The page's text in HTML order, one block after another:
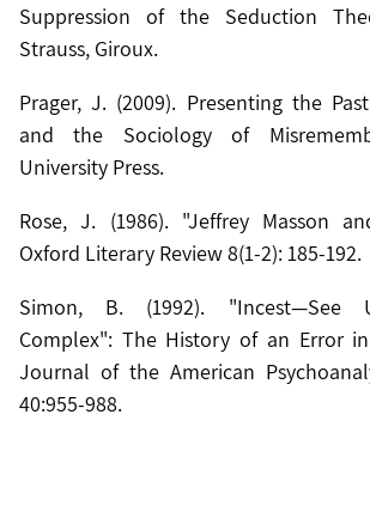
Suppression of the Seduction
Strauss, Giroux.
Prager, J. (2009). Presenting the
and the Sociology of
University Press.
Rose, J. (1986). "Jeffrey Masson
Oxford Literary Review 8(1-2): 185-192.
Simon, B. (1992). "Incest—See
Complex": The History of an Error in
Journal of the American
40:955-988.